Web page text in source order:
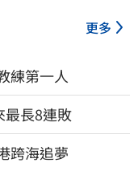
更多
練第一人
長8連敗
跨海追夢